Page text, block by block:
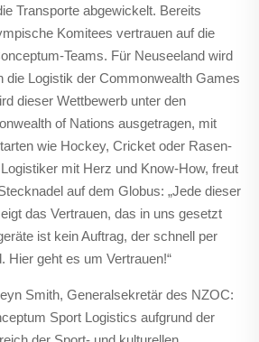
Transporte abgewickelt. Bereits
Komitees vertrauen auf die
Teams. Für Neuseeland wird
die Logistik der Commonwealth Games
dieser Wettbewerb unter den
of Nations ausgetragen, mit
wie Hockey, Cricket oder Rasen-
mit Herz und Know-How, freut
auf dem Globus: „Jede dieser
das Vertrauen, das in uns gesetzt
ist kein Auftrag, der schnell per
Hier geht es um Vertrauen!“
Smith, Generalsekretär des NZOC:
Sport Logistics aufgrund der